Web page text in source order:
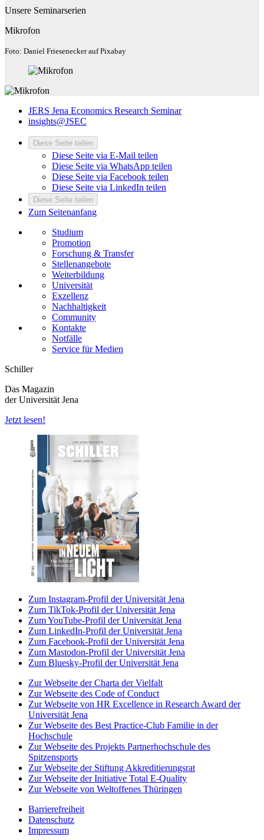
Unsere Seminarserien
Mikrofon
Foto: Daniel Friesenecker auf Pixabay
JERS Jena Economics Research Seminar
insights@JSEC
Diese Seite teilen
Diese Seite via E-Mail teilen
Diese Seite via WhatsApp teilen
Diese Seite via Facebook teilen
Diese Seite via LinkedIn teilen
Diese Seite teilen
Zum Seitenanfang
Studium
Promotion
Forschung & Transfer
Stellenangebote
Weiterbildung
Universität
Exzellenz
Nachhaltigkeit
Community
Kontakte
Notfälle
Service für Medien
Schiller
Das Magazin
der Universität Jena
Jetzt lesen!
Zum Instagram-Profil der Universität Jena
Zum TikTok-Profil der Universität Jena
Zum YouTube-Profil der Universität Jena
Zum LinkedIn-Profil der Universität Jena
Zum Facebook-Profil der Universität Jena
Zum Mastodon-Profil der Universität Jena
Zum Bluesky-Profil der Universität Jena
Zur Webseite der Charta der Vielfalt
Zur Webseite des Code of Conduct
Zur Webseite von HR Excellence in Research Award der
Universität Jena
Zur Webseite des Best Practice-Club Familie in der
Hochschule
Zur Webseite des Projekts Partnerhochschule des
Spitzensports
Zur Webseite der Stiftung Akkreditierungsrat
Zur Webseite der Initiative Total E-Quality
Zur Webseite von Weltoffenes Thüringen
Barrierefreiheit
Datenschutz
Impressum